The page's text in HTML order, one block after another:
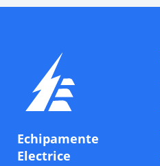
Echipamente
Electrice